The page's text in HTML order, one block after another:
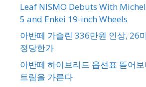
Leaf NISMO Debuts With
5 and Enkei 19-inch Wheels
아반떼 가솔린 336만원 인상, 26
정당한가
아반떼 하이브리드 옵션표 뜯어
트림을 가른다